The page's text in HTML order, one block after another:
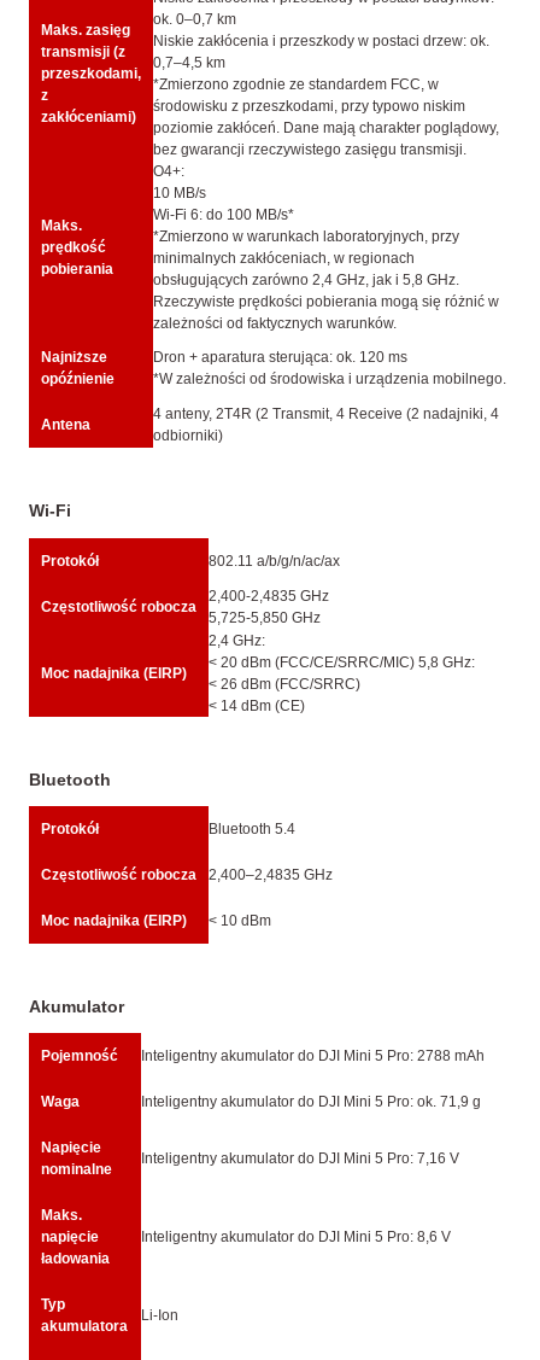
Maks. zasięg
transmisji (z
przeszkodami,
z
zakłóceniami)
ok. 0–0,7 km
Niskie zakłócenia i przeszkody w postaci drzew: ok.
0,7–4,5 km
*Zmierzono zgodnie ze standardem FCC, w
środowisku z przeszkodami, przy typowo niskim
poziomie zakłóceń. Dane mają charakter poglądowy,
bez gwarancji rzeczywistego zasięgu transmisji.
Maks.
prędkość
pobierania
O4+:
10 MB/s
Wi-Fi 6: do 100 MB/s*
*Zmierzono w warunkach laboratoryjnych, przy
minimalnych zakłóceniach, w regionach
obsługujących zarówno 2,4 GHz, jak i 5,8 GHz.
Rzeczywiste prędkości pobierania mogą się różnić w
zależności od faktycznych warunków.
Najniższe
opóźnienie
Dron + aparatura sterująca: ok. 120 ms
*W zależności od środowiska i urządzenia mobilnego.
Antena
4 anteny, 2T4R (2 Transmit, 4 Receive (2 nadajniki, 4
odbiorniki)
Wi-Fi
Protokół 802.11 a/b/g/n/ac/ax
Częstotliwość robocza
2,400-2,4835 GHz
5,725-5,850 GHz
Moc nadajnika (EIRP)
2,4 GHz:
< 20 dBm (FCC/CE/SRRC/MIC) 5,8 GHz:
< 26 dBm (FCC/SRRC)
< 14 dBm (CE)
Bluetooth
Protokół Bluetooth 5.4
Częstotliwość robocza 2,400–2,4835 GHz
Moc nadajnika (EIRP) < 10 dBm
Akumulator
Pojemność Inteligentny akumulator do DJI Mini 5 Pro: 2788 mAh
Waga Inteligentny akumulator do DJI Mini 5 Pro: ok. 71,9 g
Napięcie
nominalne
Inteligentny akumulator do DJI Mini 5 Pro: 7,16 V
Maks.
napięcie
ładowania
Inteligentny akumulator do DJI Mini 5 Pro: 8,6 V
Typ
akumulatora
Li-Ion